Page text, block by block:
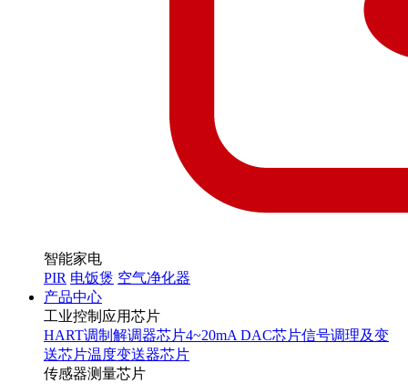
智能家电
PIR 电饭煲 空气净化器
产品中心
工业控制应用芯片
HART调制解调器芯片4~20mA DAC芯片信号调理及变
送芯片温度变送器芯片
传感器测量芯片